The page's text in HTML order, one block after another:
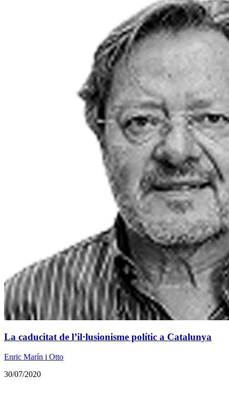
La caducitat de l’il·lusionisme polític a Catalunya
Enric Marín i Otto
30/07/2020